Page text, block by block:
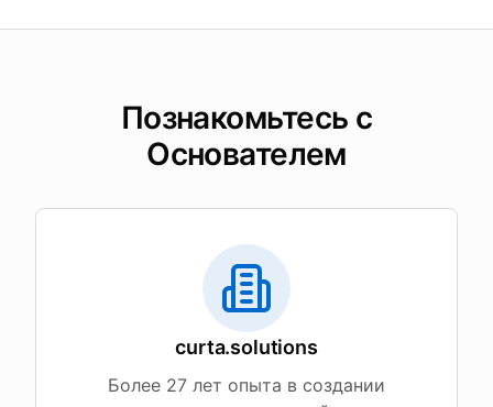
Познакомьтесь с
Основателем
curta.solutions
Более 27 лет опыта в создании